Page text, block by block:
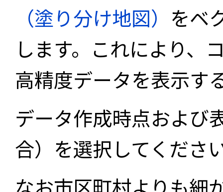
（塗り分け地図） をベ
します。これにより、
高精度データを表示す
データ作成時点および
合）を選択してくださ